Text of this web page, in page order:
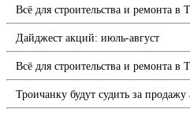
Всё для строительства и ремонта в
Дайджест акций: июль-август
Всё для строительства и ремонта в
Троичанку будут судить за продажу